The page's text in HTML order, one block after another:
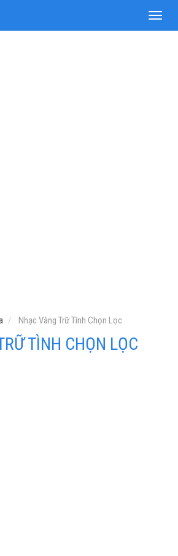
Toggle
Nhạc Vàng Trữ Tình Chọn Lọc
TÌNH CHỌN LỌC